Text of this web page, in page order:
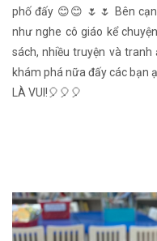
phố đấy 😊😊 🌷🌷 Bên
như nghe cô giáo kể
sách, nhiều truyện và
khám phá nữa đấy các bạn ạ
LÀ VUI!🎈️🎈️🎈